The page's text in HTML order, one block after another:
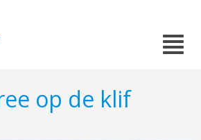
op de klif